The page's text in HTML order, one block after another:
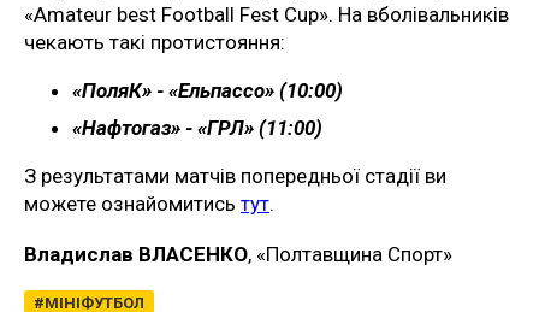
«Amateur best Football Fest Cup». На вболівальників
чекають такі протистояння:
«ПоляК» - «Ельпассо» (10:00)
«Нафтогаз» - «ГРЛ» (11:00)
З результатами матчів попередньої стадії ви
можете ознайомитись тут.
Владислав ВЛАСЕНКО, «Полтавщина Спорт»
МІНІФУТБОЛ